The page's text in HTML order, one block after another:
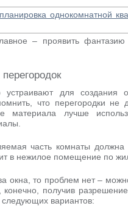
– проявить
для создания
что перегородки не
материала лучше
часть комнаты должна
в нежилое помещение по
окна, то проблем нет –
получив
следующих вариантов: